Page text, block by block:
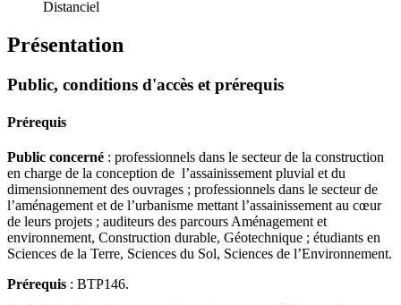
Distanciel
Présentation
Public, conditions d'accès et prérequis
Prérequis
Public concerné : professionnels dans le secteur de la construction
en charge de la conception de l’assainissement pluvial et du
dimensionnement des ouvrages ; professionnels dans le secteur de
l’aménagement et de l’urbanisme mettant l’assainissement au cœur
de leurs projets ; auditeurs des parcours Aménagement et
environnement, Construction durable, Géotechnique ; étudiants en
Sciences de la Terre, Sciences du Sol, Sciences de l’Environnement.
Prérequis : BTP146.